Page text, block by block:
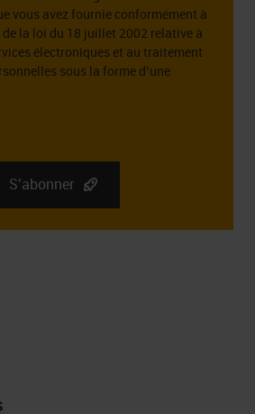
vous avez fournie conformément à
de la loi du 18 juillet 2002 relative à
électroniques et au traitement
sous la forme d’une
2-6, 51 – 162 Wrocław. Des
sur l’administrateur de vos
S’abonner